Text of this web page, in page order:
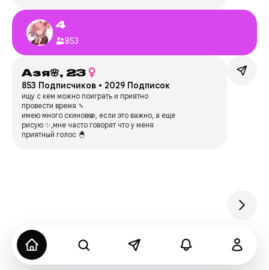
4
853
Азя🌸, 23
853 Подписчиков • 2029 Подписок
ищу с кем можно поиграть и приятно
провести время 🍡
имею много скинов🫨, если это важно, а еще
рисую ✨,мне часто говорят что у меня
приятный голос 🐣